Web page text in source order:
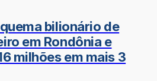
bilionário de
em Rondônia e
milhões em mais 3